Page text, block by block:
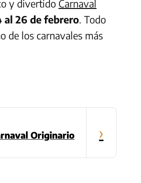
y divertido Carnaval
al 26 de febrero . Todo
de los carnavales más
Originario
›